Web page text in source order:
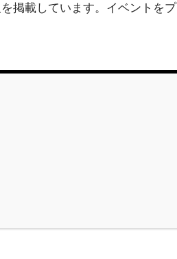
掲載しています。イベントをプ